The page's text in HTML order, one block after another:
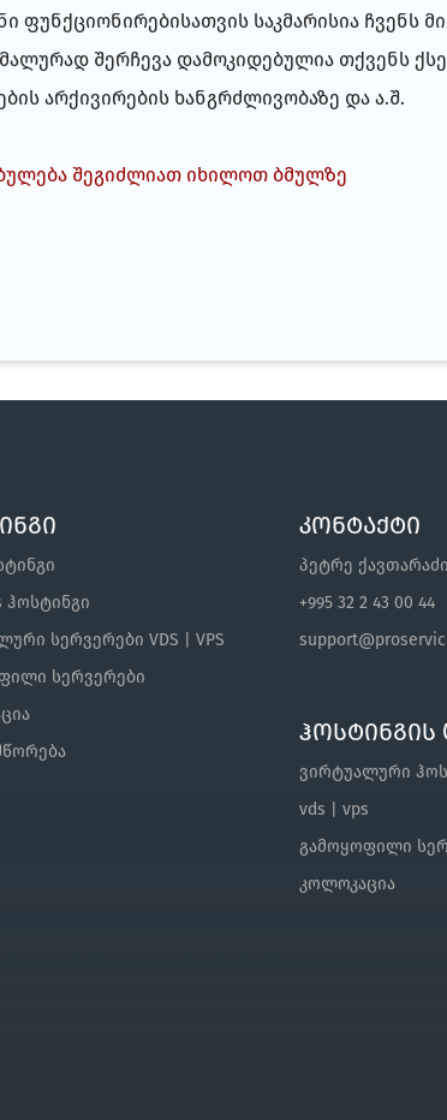
ფუნქციონირებისათვის საკმარისია ჩვენს
შერჩევა დამოკიდებულია თქვენს
არქივირების ხანგრძლივობაზე და ა.შ.
შეგიძლიათ იხილოთ ბმულზე
ჰოსტინგი
სერვერები VDS | VPS
სერვერები
კონტაქტი
პეტრე
+995 32 2 43 00 44
ჰოსტინგის
ვირტუალური
vds | vps
გამოყოფილი
კოლოკაცია